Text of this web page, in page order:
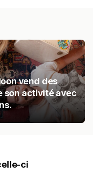
vend des
son activité avec
ci